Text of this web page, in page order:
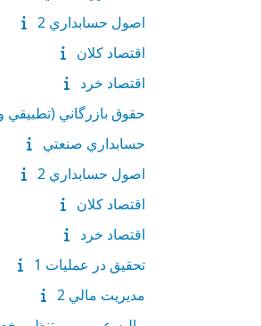
اصول حسابداري 2
اقتصاد کلان
اقتصاد خرد
حقوق بازرگاني (تطبيقي
حسابداري صنعتي
اصول حسابداري 2
اقتصاد کلان
اقتصاد خرد
تحقيق در عمليات 1
مديريت مالي 2